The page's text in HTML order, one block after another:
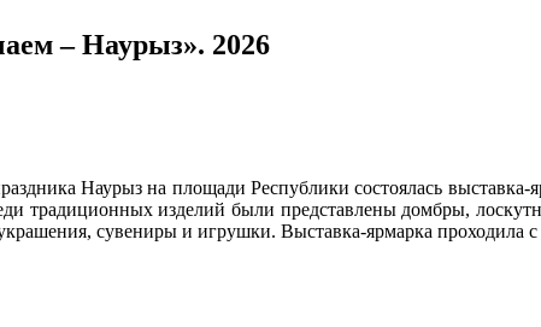
– Наурыз». 2026
Наурыз на площади Республики состоялась
традиционных изделий были представлены домбры,
сувениры и игрушки. Выставка-ярмарка проходила с